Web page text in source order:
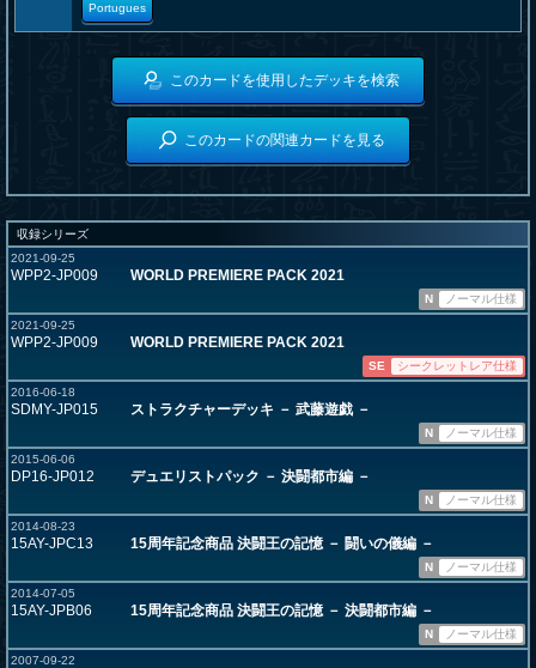
Portugues
このカードを使用したデッキを検索
このカードの関連カードを見る
収録シリーズ
2021-09-25
WPP2-JP009 WORLD PREMIERE PACK 2021
N
ノーマル仕様
2021-09-25
WPP2-JP009 WORLD PREMIERE PACK 2021
SE
シークレットレア仕様
2016-06-18
SDMY-JP015 ストラクチャーデッキ － 武藤遊戯 －
N
ノーマル仕様
2015-06-06
DP16-JP012 デュエリストパック － 決闘都市編 －
N
ノーマル仕様
2014-08-23
15AY-JPC13 15周年記念商品 決闘王の記憶 － 闘いの儀編 －
N
ノーマル仕様
2014-07-05
15AY-JPB06 15周年記念商品 決闘王の記憶 － 決闘都市編 －
N
ノーマル仕様
2007-09-22